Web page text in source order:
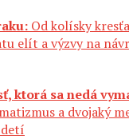
Od kolísky
elít a výzvy na
ktorá sa nedá
a dvojaký